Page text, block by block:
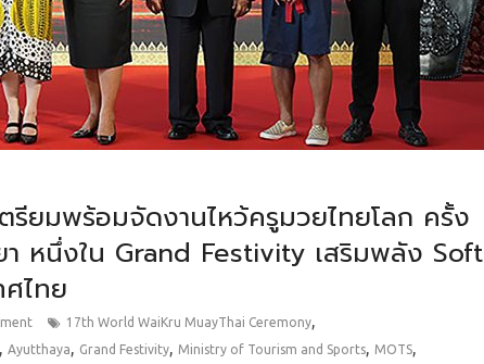
รียมพร้อมจัดงานไหว้ครูมวยไทยโลก ครั้ง
หนึ่งใน Grand Festivity เสริมพลัง Soft
ไทย
17th World WaiKru MuayThai Ceremony,
, Ayutthaya, Grand Festivity, Ministry of Tourism and Sports, MOTS,